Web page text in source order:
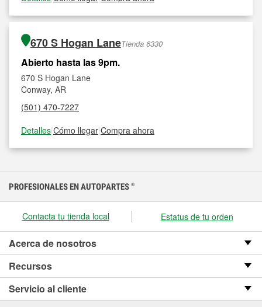
670 S Hogan LaneTienda 6330
Abierto hasta las 9pm.
670 S Hogan Lane
Conway, AR
(501) 470-7227
Detalles|Cómo llegar|Compra ahora
PROFESIONALES EN AUTOPARTES ®
Contacta tu tienda local Estatus de tu orden
Acerca de nosotros
Recursos
Servicio al cliente